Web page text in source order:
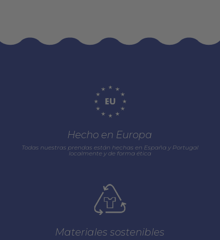
Hecho en Europa
Todas nuestras prendas están hechas en España y Portugal
localmente y de forma ética
Materiales sostenibles